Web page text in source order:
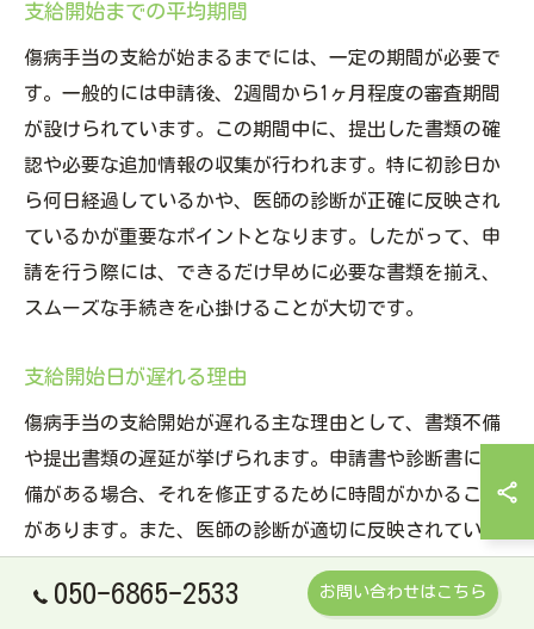
支給開始までの平均期間
傷病手当の支給が始まるまでには、一定の期間が必要で
す。一般的には申請後、2週間から1ヶ月程度の審査期間
が設けられています。この期間中に、提出した書類の確
認や必要な追加情報の収集が行われます。特に初診日か
ら何日経過しているかや、医師の診断が正確に反映され
ているかが重要なポイントとなります。したがって、申
請を行う際には、できるだけ早めに必要な書類を揃え、
スムーズな手続きを心掛けることが大切です。
支給開始日が遅れる理由
傷病手当の支給開始が遅れる主な理由として、書類不備
や提出書類の遅延が挙げられます。申請書や診断書に不
備がある場合、それを修正するために時間がかかること
があります。また、医師の診断が適切に反映されていな
い場合や、追加の証明書類が必要とされる場合も同様で
す。さらに、審査機関の混雑状況や、特に多くの申請が
050-6865-2533 お問い合わせはこちら